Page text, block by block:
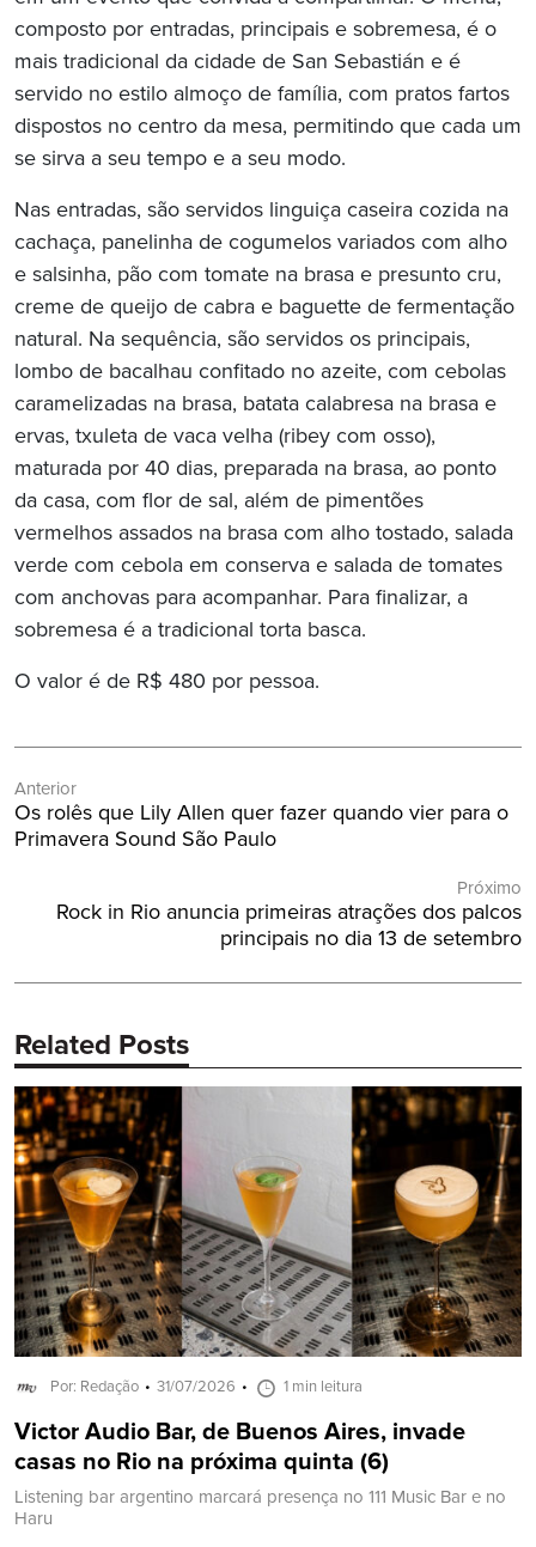
composto por entradas, principais e sobremesa, é o
mais tradicional da cidade de San Sebastián e é
servido no estilo almoço de família, com pratos fartos
dispostos no centro da mesa, permitindo que cada um
se sirva a seu tempo e a seu modo.
Nas entradas, são servidos linguiça caseira cozida na
cachaça, panelinha de cogumelos variados com alho
e salsinha, pão com tomate na brasa e presunto cru,
creme de queijo de cabra e baguette de fermentação
natural. Na sequência, são servidos os principais,
lombo de bacalhau confitado no azeite, com cebolas
caramelizadas na brasa, batata calabresa na brasa e
ervas, txuleta de vaca velha (ribey com osso),
maturada por 40 dias, preparada na brasa, ao ponto
da casa, com flor de sal, além de pimentões
vermelhos assados na brasa com alho tostado, salada
verde com cebola em conserva e salada de tomates
com anchovas para acompanhar. Para finalizar, a
sobremesa é a tradicional torta basca.
O valor é de R$ 480 por pessoa.
de
Post
Anterior
Post
Anterior:
Os rolês que Lily Allen quer fazer quando vier para o
Primavera Sound São Paulo
Próximo
Próximo
Rock in Rio anuncia primeiras atrações dos palcos
principais no dia 13 de setembro
Related Posts
Por: Redação 31/07/2026 1 min leitura
Victor Audio Bar, de Buenos Aires, invade
casas no Rio na próxima quinta (6)
Listening bar argentino marcará presença no 111 Music Bar e no
Haru